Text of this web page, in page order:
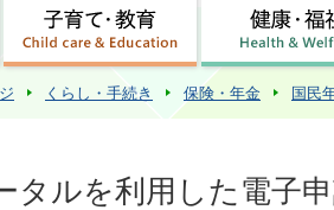
くらし・手続き 保険・年金 国民
タルを利用した電子